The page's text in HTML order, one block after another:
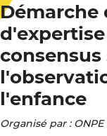
Démarche
l'enfance
Organisé par : ONPE